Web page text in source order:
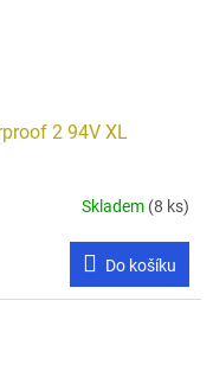
2 94V XL
Skladem (8 ks)
Do košíku